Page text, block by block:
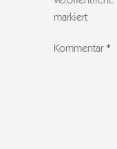
markiert
Kommentar *